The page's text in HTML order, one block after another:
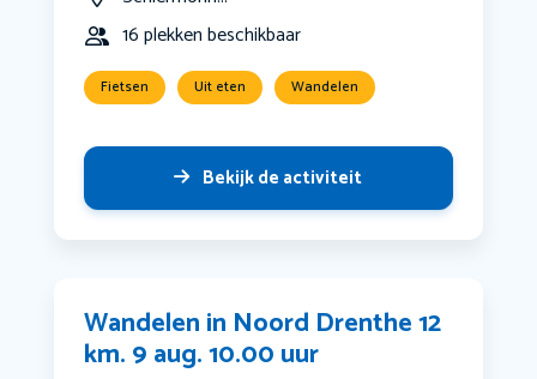
16 plekken beschikbaar
Fietsen Uit eten Wandelen
Bekijk de activiteit
Wandelen in Noord Drenthe 12
km. 9 aug. 10.00 uur